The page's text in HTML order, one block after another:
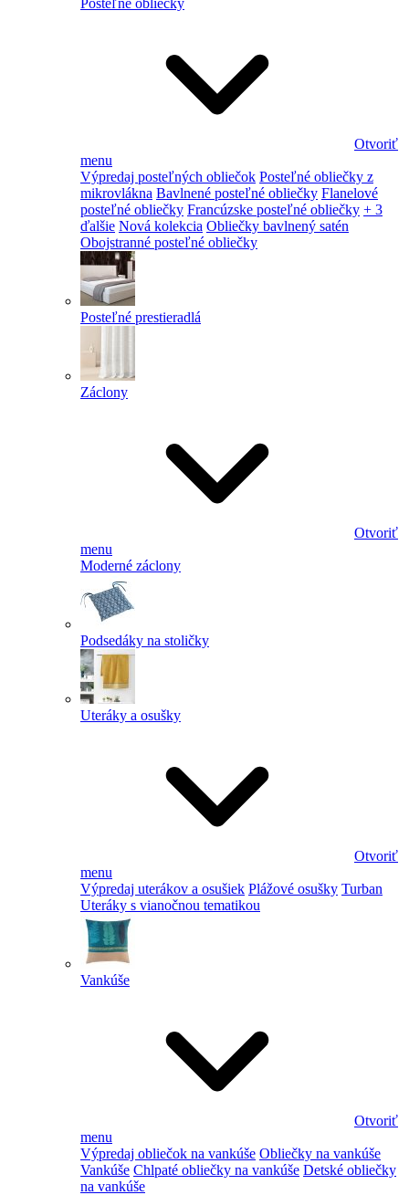
Posteľné obliečky
Otvoriť
menu
Výpredaj posteľných obliečok Posteľné obliečky z
mikrovlákna Bavlnené posteľné obliečky Flanelové
posteľné obliečky Francúzske posteľné obliečky + 3
ďalšie Nová kolekcia Obliečky bavlnený satén
Obojstranné posteľné obliečky
Posteľné prestieradlá
Záclony
Otvoriť
menu
Moderné záclony
Podsedáky na stoličky
Uteráky a osušky
Otvoriť
menu
Výpredaj uterákov a osušiek Plážové osušky Turban
Uteráky s vianočnou tematikou
Vankúše
Otvoriť
menu
Výpredaj obliečok na vankúše Obliečky na vankúše
Vankúše Chlpaté obliečky na vankúše Detské obliečky
na vankúše